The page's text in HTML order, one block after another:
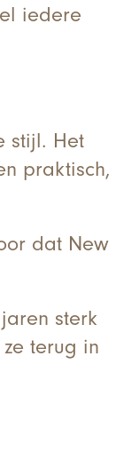
iedere
stijl. Het
praktisch,
dat New
sterk
terug in